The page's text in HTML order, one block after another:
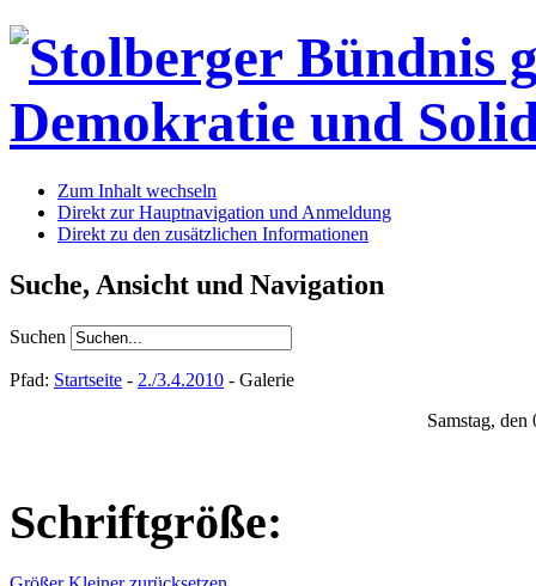
Zum Inhalt wechseln
Direkt zur Hauptnavigation und Anmeldung
Direkt zu den zusätzlichen Informationen
Suche, Ansicht und Navigation
Suchen
Pfad: Startseite - 2./3.4.2010 - Galerie
Samstag,
Schriftgröße: